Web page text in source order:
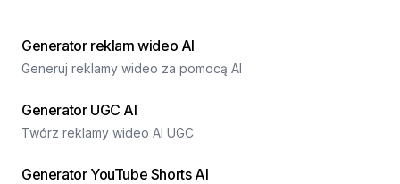
Generator reklam wideo AI
Generuj reklamy wideo za pomocą AI
Generator UGC AI
Twórz reklamy wideo AI UGC
Generator YouTube Shorts AI